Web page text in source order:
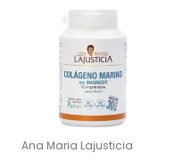
Ana Maria Lajusticia